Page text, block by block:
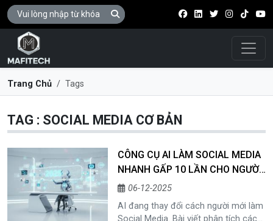
Điều
Trang Chủ Tags
TAG : SOCIAL MEDIA CƠ BẢN
CÔNG CỤ AI LÀM SOCIAL MEDIA
NHANH GẤP 10 LẦN CHO NGƯỜI
MỚI06-12-2025
AI đang thay đổi cách người mới làm
Social Media. Bài viết phân tích các